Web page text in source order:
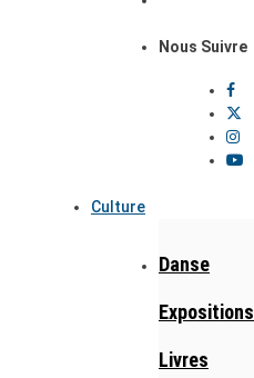
Nous Suivre
Culture
Danse
Expositions
Livres